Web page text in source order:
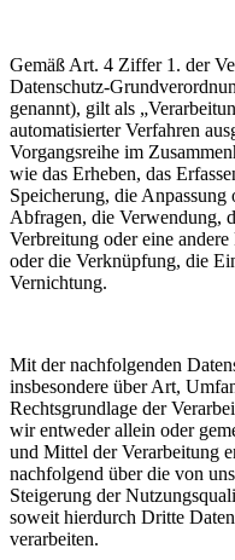
Gemäß Art. 4 Ziffer 1. der
Datenschutz-
genannt), gilt als
automatisierter Verfahren
Vorgangsreihe im
wie das Erheben, das
Speicherung, die Anpassung
Abfragen, die Verwendung,
Verbreitung oder eine
oder die Verknüpfung, die
Vernichtung.
Mit der nachfolgenden
insbesondere über Art,
Rechtsgrundlage der
wir entweder allein oder
und Mittel der Verarbeitung
nachfolgend über die von
Steigerung der
soweit hierdurch Dritte
verarbeiten.